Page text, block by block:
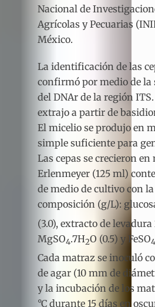
Nacional de
Agrícolas y Pecuarias
México.
La identificación de las
confirmó por medio de la
del DNAr de la región ITS.
extrajo a partir de
El micelio se produjo en
simple suficiente para
Las cepas se crecieron en
Erlenmeyer (125 ml)
de medio de cultivo con
composición (g/L):
(3.0), extracto de levadura
MgSO4.7H2O (0.5) y FeSO4
Cada matraz se inoculó
de agar (10 mm de
y la incubación de los
°C durante 15 días en